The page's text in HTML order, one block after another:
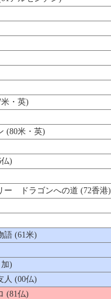
・英)
(80米・英)
)
ー ドラゴンへの道 (72香港)
語 (61米)
)
人 (00仏)
(81仏)